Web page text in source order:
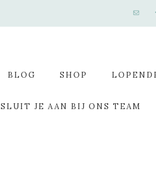
BLOG SHOP
SLUIT JE AAN BIJ ONS TEAM